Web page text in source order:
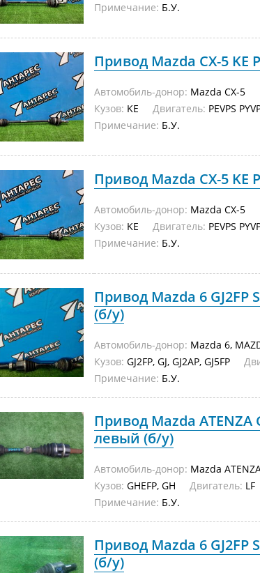
Примечание: Б.У.
Привод Mazda CX-5 KE
Автомобиль-донор: Mazda CX-5
Кузов: KE Двигатель: PEVPS
Примечание: Б.У.
Привод Mazda CX-5 KE
Автомобиль-донор: Mazda CX-5
Кузов: KE Двигатель: PEVPS
Примечание: Б.У.
Привод Mazda 6
(б/у)
Автомобиль-донор: Mazda 6,
Кузов: GJ2FP, GJ, GJ2AP, GJ5FP
Примечание: Б.У.
Привод Mazda ATENZA
левый (б/у)
Автомобиль-донор: Mazda
Кузов: GHEFP, GH Двигатель: LF
Примечание: Б.У.
Привод Mazda 6 GJ2FP
(б/у)